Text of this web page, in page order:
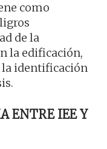
como
de la
la edificación,
la identificación
ENTRE IEE Y